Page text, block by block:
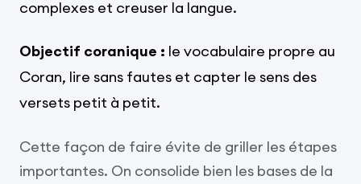
complexes et creuser la langue.
Objectif coranique : le vocabulaire propre au
Coran, lire sans fautes et capter le sens des
versets petit à petit.
Cette façon de faire évite de griller les étapes
importantes. On consolide bien les bases de la